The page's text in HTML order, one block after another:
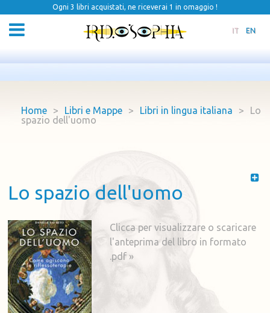
Ogni 3 libri acquistati, ne riceverai 1 in omaggio !
IT EN
Home > Libri e Mappe > Libri in lingua italiana >
Lo
spazio dell'uomo
Lo spazio dell'uomo
Clicca per visualizzare o scaricare
l'anteprima del libro in formato
.pdf »